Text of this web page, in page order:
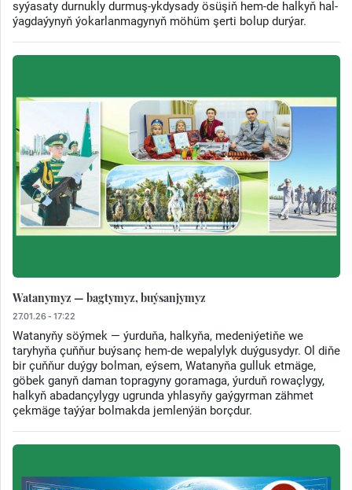
syýasaty durnukly durmuş-ykdysady ösüşiň hem-de halkyň hal-
ýagdaýynyň ýokarlanmagynyň möhüm şerti bolup durýar.
Watanymyz — bagtymyz, buýsanjymyz
27.01.26 - 17:22
Watanyňy söýmek — ýurduňa, halkyňa, medeniýetiňe we
taryhyňa çuňňur buýsanç hem-de wepalylyk duýgusydyr. Ol diňe
bir çuňňur duýgy bolman, eýsem, Watanyňa gulluk etmäge,
göbek ganyň daman topragyny goramaga, ýurduň rowaçlygy,
halkyň abadançylygy ugrunda yhlasyňy gaýgyrman zähmet
çekmäge taýýar bolmakda jemlenýän borçdur.